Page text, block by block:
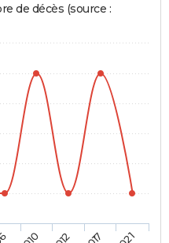
de décès (source :